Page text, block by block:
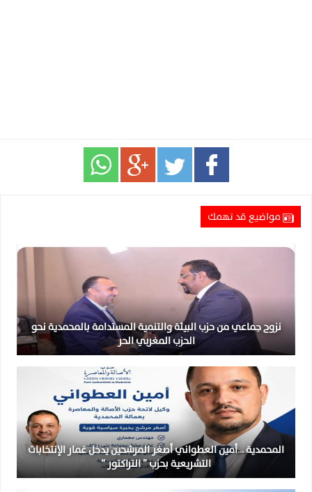
مواضيع قد تهمك
نزوح جماعي من حزب البيئة والتنمية المستدامة بالمحمدية نحو
الحزب المغربي الحر
المحمدية …أمين العطواني أصغر المرشحين يدخل غمار الإنتخابات
التشريعية بحزب ” التراكتور “